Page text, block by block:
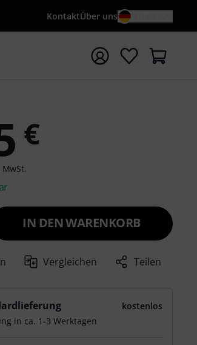
KontaktÜber uns
starten
€
IN DEN WARENKORB
Vergleichen Teilen
kostenlos
in ca. 1-3 Werktagen